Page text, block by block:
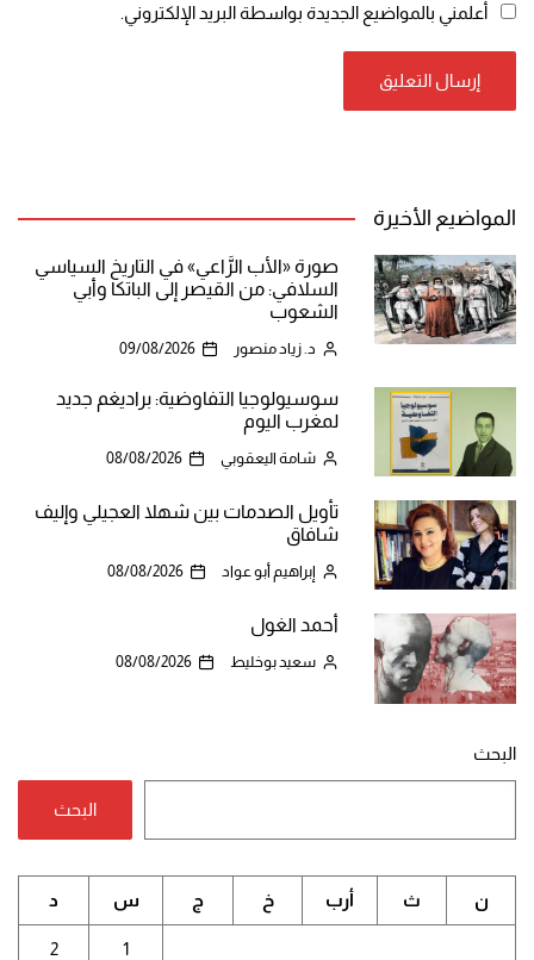
أعلمني بالمواضيع الجديدة بواسطة البريد الإلكتروني.
المواضيع الأخيرة
صورة «الأب الرَّاعي» في التاريخ السياسي
السلافي: من القيصر إلى الباتكا وأبي
الشعوب
د. زياد منصور 09/08/2026
سوسيولوجيا التفاوضية: براديغم جديد
لمغرب اليوم
شامة اليعقوبي 08/08/2026
تأويل الصدمات بين شهلا العجيلي وإليف
شافاق
إبراهيم أبو عواد 08/08/2026
أحمد الغول
سعيد بوخليط 08/08/2026
البحث
البحث
ن ث أرب خ ج س د
1
2